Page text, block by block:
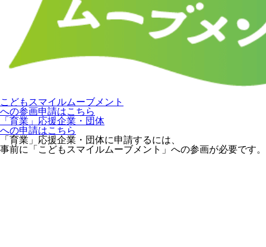
こどもスマイルムーブメント
への参画申請はこちら
「育業」応援企業・団体
への申請はこちら
「育業」応援企業・団体に申請するには、
事前に「こどもスマイルムーブメント」への参画が必要です。